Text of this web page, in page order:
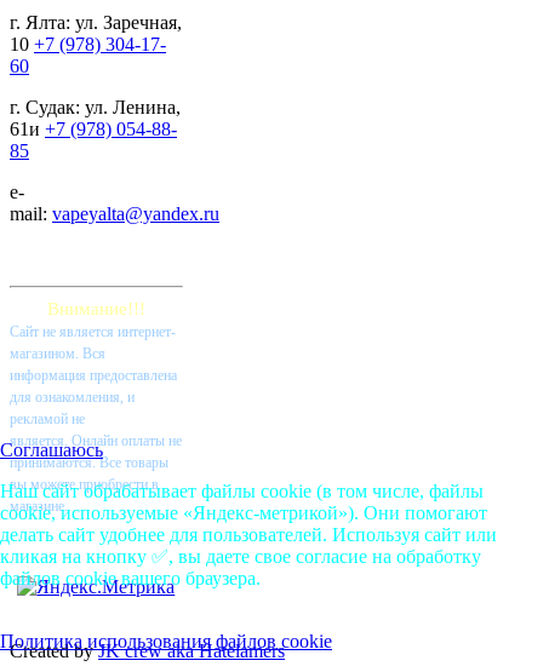
г. Ялта: ул. Заречная,
10 +7 (978) 304-17-
60
г. Судак: ул. Ленина,
61и +7 (978) 054-88-
85
e-
mail: vapeyalta@yandex.ru
Внимание!!!
Cайт не является интернет-
магазином. Вся
информация предоставлена
для ознакомления, и
рекламой не
является. Онлайн оплаты не
принимаются. Все товары
вы можете приобрести в
магазине.
Created byJK crew aka Hatelamers
Соглашаюсь
Наш сайт обрабатывает файлы cookie (в том числе, файлы
cookie, используемые «Яндекс-метрикой»). Они помогают
делать сайт удобнее для пользователей. Используя сайт или
кликая на кнопку ✅, вы даете свое согласие на обработку
файлов cookie вашего браузера.
Политика использования файлов cookie